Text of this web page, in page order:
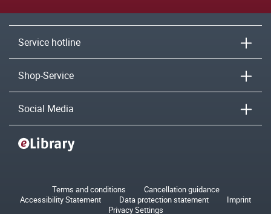
Service hotline
Shop-Service
Social Media
Terms and conditions
Cancellation guidance
Accessibility Statement
Data protection statement
Imprint
Privacy Settings